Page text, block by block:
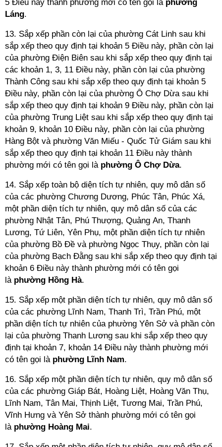
5 Điều này thành phường mới có tên gọi là phường
Láng.
13. Sắp xếp phần còn lại của phường Cát Linh sau khi
sắp xếp theo quy định tại khoản 5 Điều này, phần còn lại
của phường Điện Biên sau khi sắp xếp theo quy định tại
các khoản 1, 3, 11 Điều này, phần còn lại của phường
Thành Công sau khi sắp xếp theo quy định tại khoản 5
Điều này, phần còn lại của phường Ô Chợ Dừa sau khi
sắp xếp theo quy định tại khoản 9 Điều này, phần còn lại
của phường Trung Liệt sau khi sắp xếp theo quy định tại
khoản 9, khoản 10 Điều này, phần còn lại của phường
Hàng Bột và phường Văn Miếu - Quốc Tử Giám sau khi
sắp xếp theo quy định tại khoản 11 Điều này thành
phường mới có tên gọi là phường Ô Chợ Dừa.
14. Sắp xếp toàn bộ diện tích tự nhiên, quy mô dân số
của các phường Chương Dương, Phúc Tân, Phúc Xá,
một phần diện tích tự nhiên, quy mô dân số của các
phường Nhật Tân, Phú Thượng, Quảng An, Thanh
Lương, Tứ Liên, Yên Phụ, một phần diện tích tự nhiên
của phường Bồ Đề và phường Ngọc Thụy, phần còn lại
của phường Bạch Đằng sau khi sắp xếp theo quy định tại
khoản 6 Điều này thành phường mới có tên gọi
là phường Hồng Hà.
15. Sắp xếp một phần diện tích tự nhiên, quy mô dân số
của các phường Lĩnh Nam, Thanh Trì, Trần Phú, một
phần diện tích tự nhiên của phường Yên Sở và phần còn
lại của phường Thanh Lương sau khi sắp xếp theo quy
định tại khoản 7, khoản 14 Điều này thành phường mới
có tên gọi là phường Lĩnh Nam.
16. Sắp xếp một phần diện tích tự nhiên, quy mô dân số
của các phường Giáp Bát, Hoàng Liệt, Hoàng Văn Thụ,
Lĩnh Nam, Tân Mai, Thịnh Liệt, Tương Mai, Trần Phú,
Vĩnh Hưng và Yên Sở thành phường mới có tên gọi
là phường Hoàng Mai.